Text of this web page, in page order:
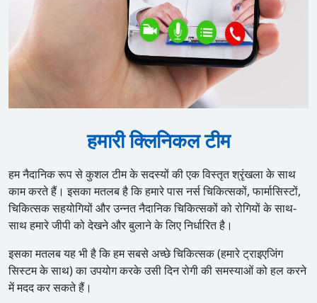
हमारी क्लिनिकल टीम
हम नैदानिक रूप से कुशल टीम के सदस्यों की एक विस्तृत श्रृंखला के साथ
काम करते हैं। इसका मतलब है कि हमारे पास नर्स चिकित्सकों, फार्मासिस्टों,
चिकित्सक सहयोगियों और उन्नत नैदानिक चिकित्सकों को रोगियों के साथ-
साथ हमारे जीपी को देखने और बुलाने के लिए निर्धारित है।
इसका मतलब यह भी है कि हम सबसे अच्छे चिकित्सक (हमारे ट्राइएजिंग
सिस्टम के साथ) का उपयोग करके उसी दिन रोगी की समस्याओं को हल करने
में मदद कर सकते हैं।